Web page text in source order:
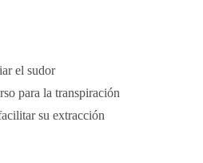
el sudor
para la transpiración
su extracción